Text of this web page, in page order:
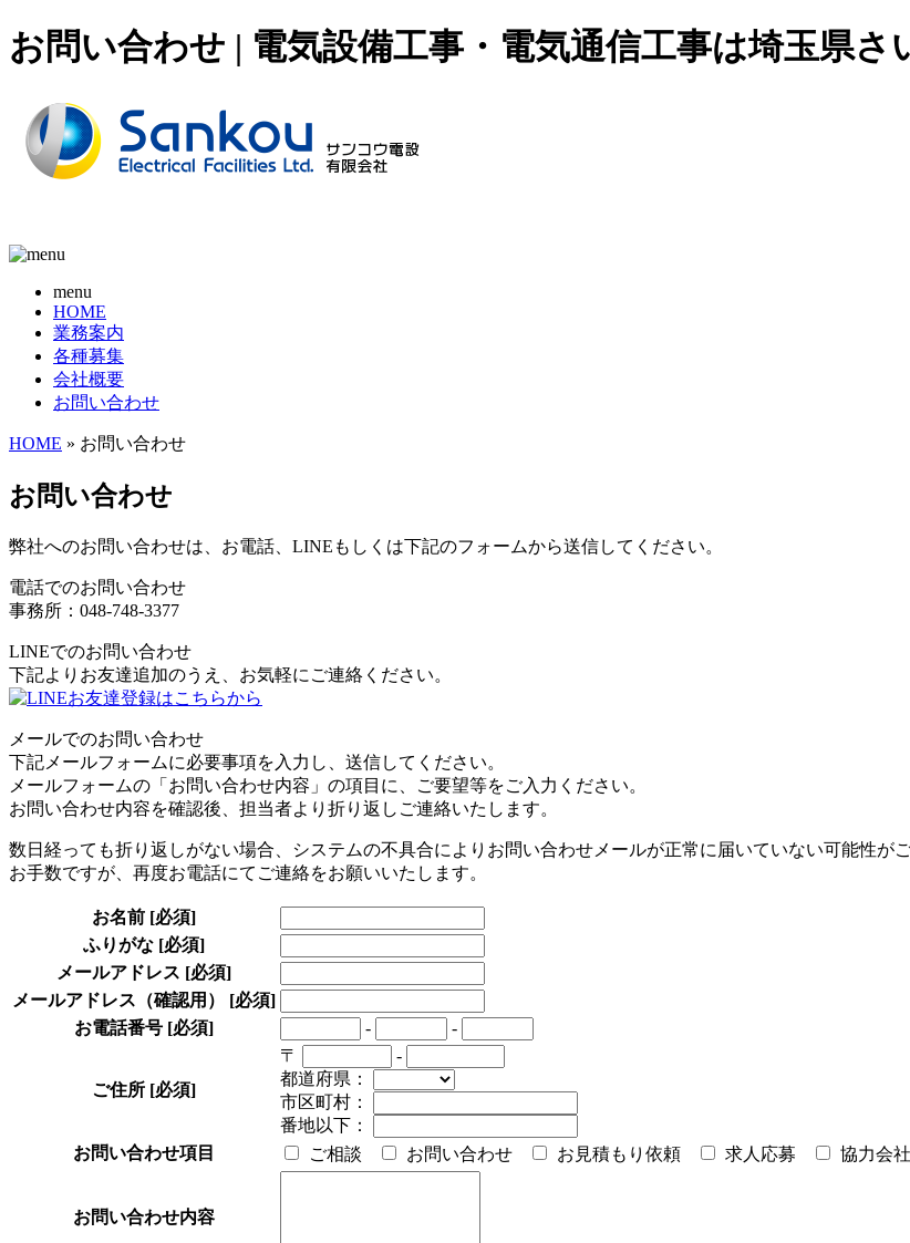
お問い合わせ | 電気設備工事・電気通信工事は埼玉県
menu
HOME
業務案内
各種募集
会社概要
お問い合わせ
HOME » お問い合わせ
お問い合わせ
弊社へのお問い合わせは、お電話、LINEもしくは下記のフォームから送信してください。
電話でのお問い合わせ
事務所：048-748-3377
LINEでのお問い合わせ
下記よりお友達追加のうえ、お気軽にご連絡ください。
メールでのお問い合わせ
下記メールフォームに必要事項を入力し、送信してください。
メールフォームの「お問い合わせ内容」の項目に、ご要望等をご入力ください。
お問い合わせ内容を確認後、担当者より折り返しご連絡いたします。
数日経っても折り返しがない場合、システムの不具合によりお問い合わせメールが正常に届いていない可能性がご
お手数ですが、再度お電話にてご連絡をお願いいたします。
お名前 [必須]
ふりがな [必須]
メールアドレス [必須]
メールアドレス（確認用） [必須]
お電話番号 [必須] - -
ご住所 [必須]
〒
-
都道府県：
市区町村：
番地以下：
お問い合わせ項目
ご相談 お問い合わせ お見積もり依頼 求人応募 協力会
お問い合わせ内容